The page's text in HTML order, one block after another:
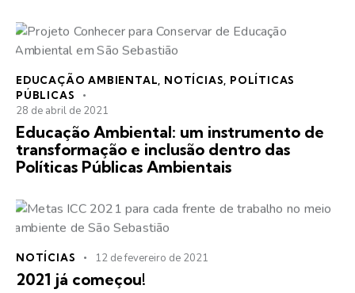
EDUCAÇÃO AMBIENTAL NOTÍCIAS
POLÍTICAS
PÚBLICAS
28 de abril de 2021
Educação Ambiental: um instrumento de
transformação e inclusão dentro das
Políticas Públicas Ambientais
NOTÍCIAS 12 de fevereiro de 2021
2021 já começou!